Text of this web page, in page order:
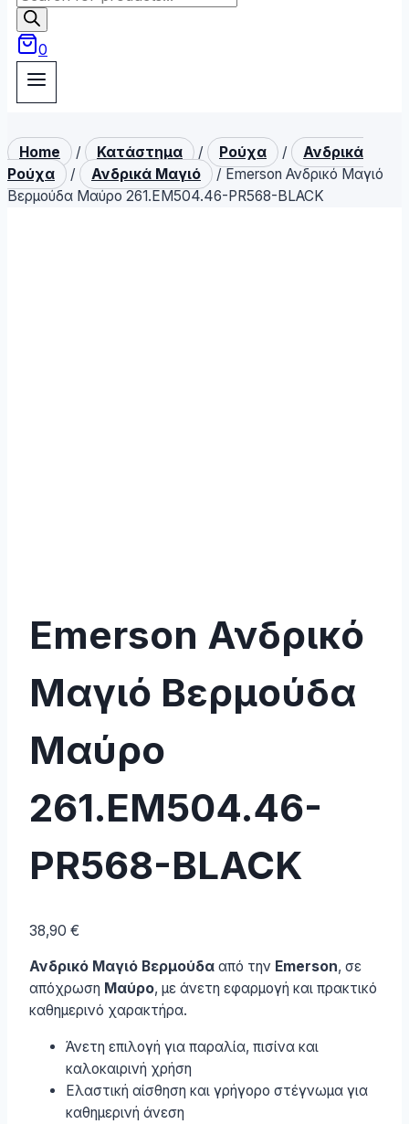
search
0
Home / Κατάστημα / Ρούχα /
Ανδρικά
Ρούχα
/ Ανδρικά Μαγιό / Emerson Ανδρικό Μαγιό
Βερμούδα Μαύρο 261.EM504.46-PR568-BLACK
Emerson Ανδρικό
Μαγιό Βερμούδα
Μαύρο
261.EM504.46-
PR568-BLACK
38,90 €
Ανδρικό Μαγιό Βερμούδα από την Emerson, σε
απόχρωση Μαύρο, με άνετη εφαρμογή και πρακτικό
καθημερινό χαρακτήρα.
Άνετη επιλογή για παραλία, πισίνα και
καλοκαιρινή χρήση
Ελαστική αίσθηση και γρήγορο στέγνωμα για
καθημερινή άνεση